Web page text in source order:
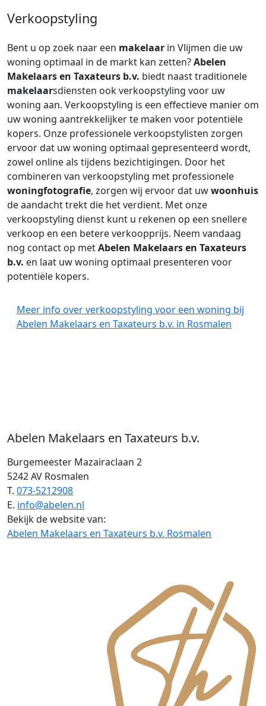
Abelen Makelaars en Taxateurs b.v.
Burgemeester Mazairaclaan 2
5242 AV Rosmalen
T. 073-5212908
E. info@abelen.nl
Bekijk de website van:
Abelen Makelaars en Taxateurs b.v. Rosmalen
Verkoopstyling
Bent u op zoek naar een makelaar in Vlijmen die uw
woning optimaal in de markt kan zetten?Abelen
Makelaars en Taxateurs b.v. biedt naast traditionele
makelaarsdiensten ook verkoopstyling voor uw
woning aan. Verkoopstyling is een effectieve manier om
uw woning aantrekkelijker te maken voor potentiële
kopers. Onze professionele verkoopstylisten zorgen
ervoor dat uw woning optimaal gepresenteerd wordt,
zowel online als tijdens bezichtigingen. Door het
combineren van verkoopstyling met professionele
woningfotografie, zorgen wij ervoor dat uwwoonhuis
de aandacht trekt die het verdient. Met onze
verkoopstyling dienst kunt u rekenen op een snellere
verkoop en een betere verkoopprijs. Neem vandaag
nog contact op metAbelen Makelaars en Taxateurs
b.v. en laat uw woning optimaal presenteren voor
potentiële kopers.
Meer info over verkoopstyling voor een woning bij
Abelen Makelaars en Taxateurs b.v. in Rosmalen